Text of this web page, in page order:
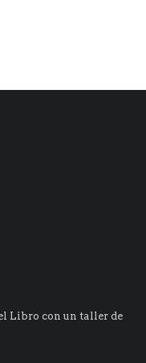
Libro con un taller de